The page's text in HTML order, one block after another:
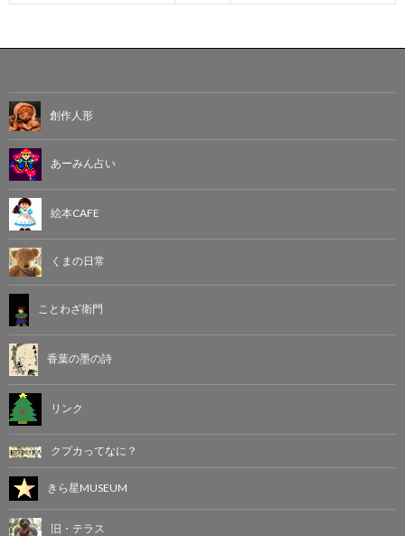
創作人形
あーみん占い
絵本CAFE
くまの日常
ことわざ衛門
香葉の墨の詩
リンク
クプカってなに？
きら星MUSEUM
旧・テラス